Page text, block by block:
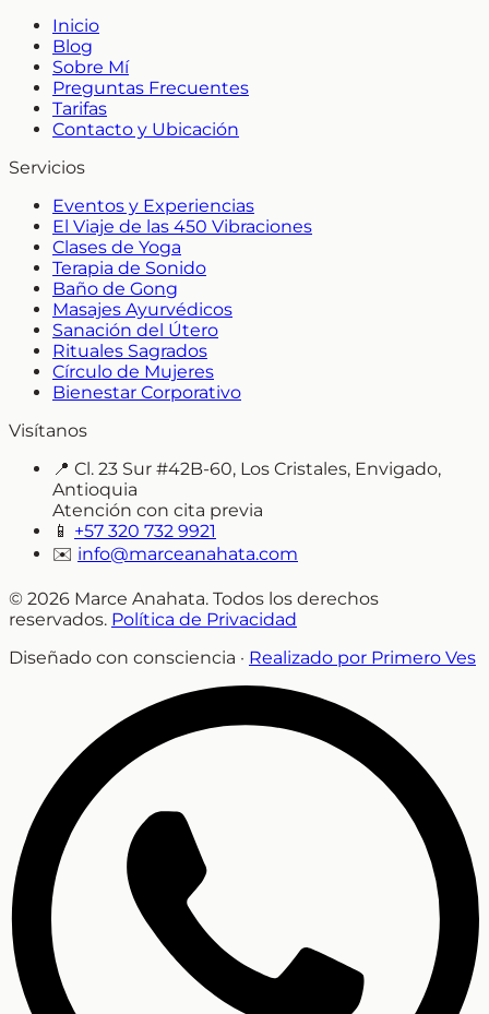
Inicio
Blog
Sobre Mí
Preguntas Frecuentes
Tarifas
Contacto y Ubicación
Servicios
Eventos y Experiencias
El Viaje de las 450 Vibraciones
Clases de Yoga
Terapia de Sonido
Baño de Gong
Masajes Ayurvédicos
Sanación del Útero
Rituales Sagrados
Círculo de Mujeres
Bienestar Corporativo
Visítanos
📍 Cl. 23 Sur #42B-60, Los Cristales, Envigado,
Antioquia
Atención con cita previa
📱 +57 320 732 9921
✉️ info@marceanahata.com
© 2026 Marce Anahata. Todos los derechos
reservados. Política de Privacidad
Diseñado con consciencia · Realizado por Primero Ves